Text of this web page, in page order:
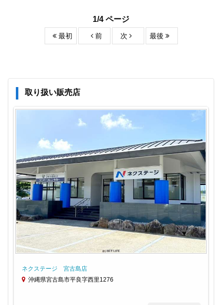
1/4 ページ
最初 前 次 最後
取り扱い販売店
ネクステージ 宮古島店
沖縄県宮古島市平良字西里1276